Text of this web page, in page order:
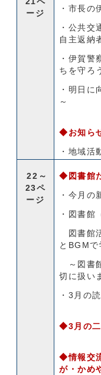
ージ
・市長の
・公共交
自主返納
・伊賀警
ちを守ろ
・明日に
～
◆お知ら
・地域活
22～
23ペ
ージ
◆図書館
・今月の
・図書館
図書館
とBGMで
～図書
切に扱い
・3月の
◆3月の二
◆情報交
が・かめ